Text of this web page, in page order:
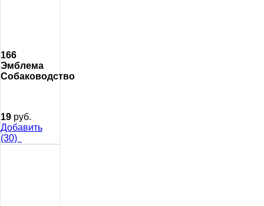
166
Эмблема
Собаководство
19 руб.
Добавить
(30)